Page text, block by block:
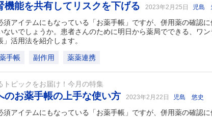
機能を共有してリスクを下げる 2023年2月25日 児島
須アイテムにもなっている「お薬手帳」ですが、併用薬の確認に
ないでしょうか。患者さんのために明日から薬局でできる、ワン
活用法を紹介します。
手帳 副作用 薬薬連携
トピックをお届け！今月の特集
のお薬手帳の上手な使い方 2023年2月22日 児島 悠史
須アイテムにもなっている「お薬手帳」ですが、併用薬の確認に